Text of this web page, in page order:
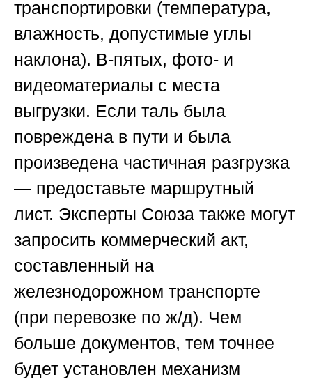
транспортировки (температура,
влажность, допустимые углы
наклона). В-пятых, фото- и
видеоматериалы с места
выгрузки. Если таль была
повреждена в пути и была
произведена частичная разгрузка
— предоставьте маршрутный
лист. Эксперты Союза также могут
запросить коммерческий акт,
составленный на
железнодорожном транспорте
(при перевозке по ж/д). Чем
больше документов, тем точнее
будет установлен механизм